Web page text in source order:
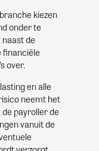
kiezen
onder te
de
financiële
over.
en alle
neemt het
payroller de
vanuit de